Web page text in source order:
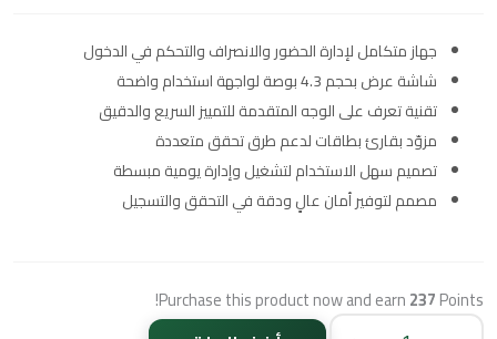
جهاز متكامل لإدارة الحضور والانصراف والتحكم في الدخول
شاشة عرض بحجم 4.3 بوصة لواجهة استخدام واضحة
تقنية تعرف على الوجه المتقدمة للتمييز السريع والدقيق
مزوّد بقارئ بطاقات لدعم طرق تحقق متعددة
تصميم سهل الاستخدام لتشغيل وإدارة يومية مبسطة
مصمم لتوفير أمان عالٍ ودقة في التحقق والتسجيل
Purchase this product now and earn237Points!